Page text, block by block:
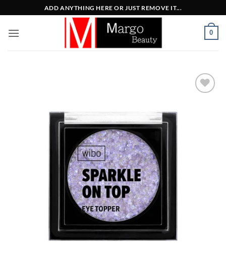
στο
περιεχόμενο
ADD ANYTHING HERE OR JUST REMOVE IT...
0